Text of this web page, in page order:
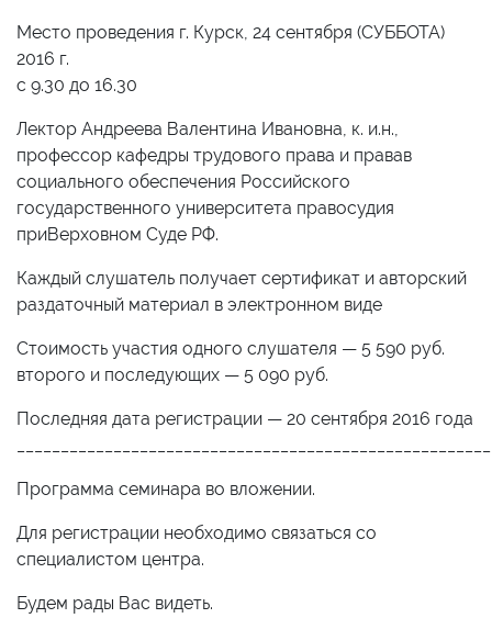
Место проведения г. Курск, 24 сентября (СУББОТА)
2016 г.
с 9.30 до 16.30
Лектор Андреева Валентина Ивановна, к. и.н.,
профессор кафедры трудового права и правав
социального обеспечения Российского
государственного университета правосудия
приВерховном Суде РФ.
Каждый слушатель получает сертификат и авторский
раздаточный материал в электронном виде
Стоимость участия одного слушателя — 5 590 руб.
второго и последующих — 5 090 руб.
Последняя дата регистрации — 20 сентября 2016 года
Программа семинара во вложении.
Для регистрации необходимо связаться со
специалистом центра.
Будем рады Вас видеть.